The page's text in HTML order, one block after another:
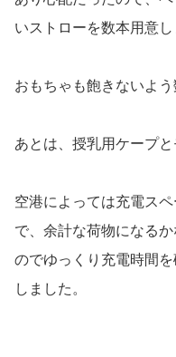
いストローを数本用意し
おもちゃも飽きないよ
あとは、授乳用ケープ
空港によっては充電ス
で、余計な荷物になる
のでゆっくり充電時間
しました。